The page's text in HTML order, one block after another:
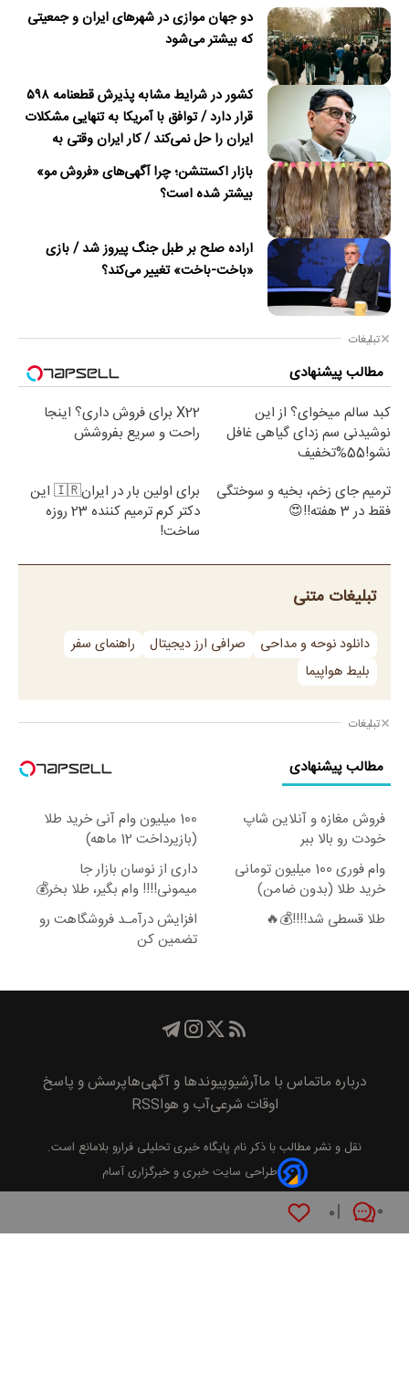
۰ ۰
دو جهان موازی در شهرهای ایران و جمعیتی
که بیشتر می‌شود
کشور در شرایط مشابه پذیرش قطعنامه ۵۹۸
قرار دارد / توافق با آمریکا به تنهایی مشکلات
ایران را حل نمی‌کند / کار ایران وقتی به
امضای ترکمانچای رسید که دیگر چاره‌ای نبود
بازار اکستنشن؛ چرا آگهی‌های «فروش مو»
بیشتر شده است؟
اراده صلح بر طبل جنگ پیروز شد / بازی
«باخت-باخت» تغییر می‌کند؟
تبلیغات
مطالب پیشنهادی
کبد سالم میخوای؟ از این
نوشیدنی سم زدای گیاهی غافل
نشو!55%تخفیف
X22 برای فروش داری؟ اینجا
راحت و سریع بفروشش
ترمیم جای زخم، بخیه و سوختگی
فقط در 3 هفته!!😍
برای اولین بار در ایران🇮🇷 این
دکتر کرم ترمیم کننده 23 روزه
ساخت!
تبلیغات متنی
دانلود نوحه و مداحی صرافی ارز دیجیتال
راهنمای سفر
بلیط هواپیما
تبلیغات
مطالب پیشنهادی
فروش مغازه و آنلاین شاپ
خودت رو بالا ببر
100 میلیون وام آنی خرید طلا
(بازپرداخت 12 ماهه)
وام فوری 100 میلیون تومانی
خرید طلا (بدون ضامن)
داری از نوسان بازار جا
میمونی!!!! وام بگیر، طلا بخر💰
طلا قسطی شد!!!!💰🔥
افزایش درآمـد فروشگاهت رو
تضمین کن
درباره ماتماس با ماآرشیوپیوند‌ها و آگهی‌هاپرسش و پاسخ
اوقات شرعیآب و هواRSS
نقل و نشر مطالب با ذکر نام پايگاه خبری تحليلی فرارو بلامانع است.
طراحی سایت خبری و خبرگزاری آسام